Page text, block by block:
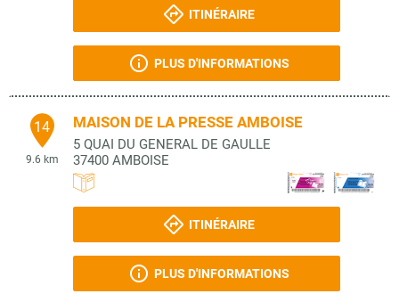
ITINÉRAIRE
PLUS D'INFORMATIONS
14
9.6 km
MAISON DE LA PRESSE AMBOISE
5 QUAI DU GENERAL DE GAULLE
37400 AMBOISE
ITINÉRAIRE
PLUS D'INFORMATIONS